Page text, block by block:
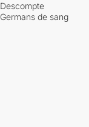
Descompte
Germans de sang